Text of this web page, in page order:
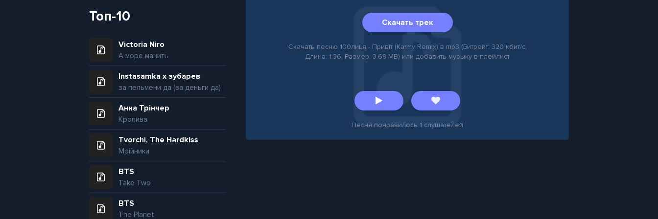
Топ-10
Victoria Niro
А море манить
Instasamka x зубарев
за пельмени да (за деньги да)
Анна Трінчер
Кропива
Tvorchi, The Hardkiss
Мрійники
BTS
Take Two
BTS
The Planet
Скачать трек
Скачать песню 100лиця - Привіт (Karmv Remix) в mp3 (Битрейт: 320 кбит/с,
Длина: 1:36, Размер: 3.68 MB) или добавить музыку в плейлист
Песня понравилось 1 слушателей